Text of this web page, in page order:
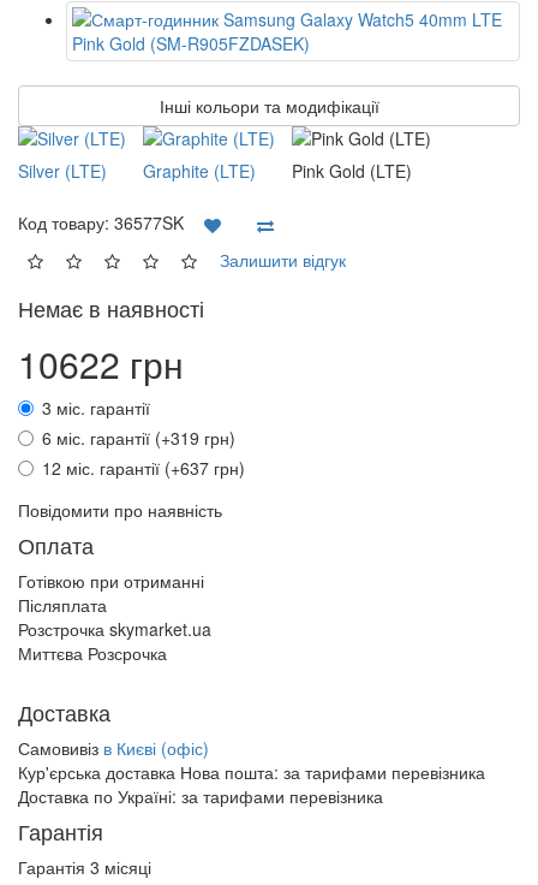
Інші кольори та модифікації
Silver (LTE) Graphite (LTE) Pink Gold (LTE)
Код товару: 36577SK
Залишити відгук
Немає в наявності
10622 грн
3 міс. гарантії
6 міс. гарантії (+319 грн)
12 міс. гарантії (+637 грн)
Повідомити про наявність
Оплата
Готівкою при отриманні
Післяплата
Розстрочка skymarket.ua
Миттєва Розсрочка
Доставка
Самовивіз в Києві (офіс)
Кур'єрська доставка Нова пошта: за тарифами перевізника
Доставка по Україні: за тарифами перевізника
Гарантія
Гарантія 3 місяці